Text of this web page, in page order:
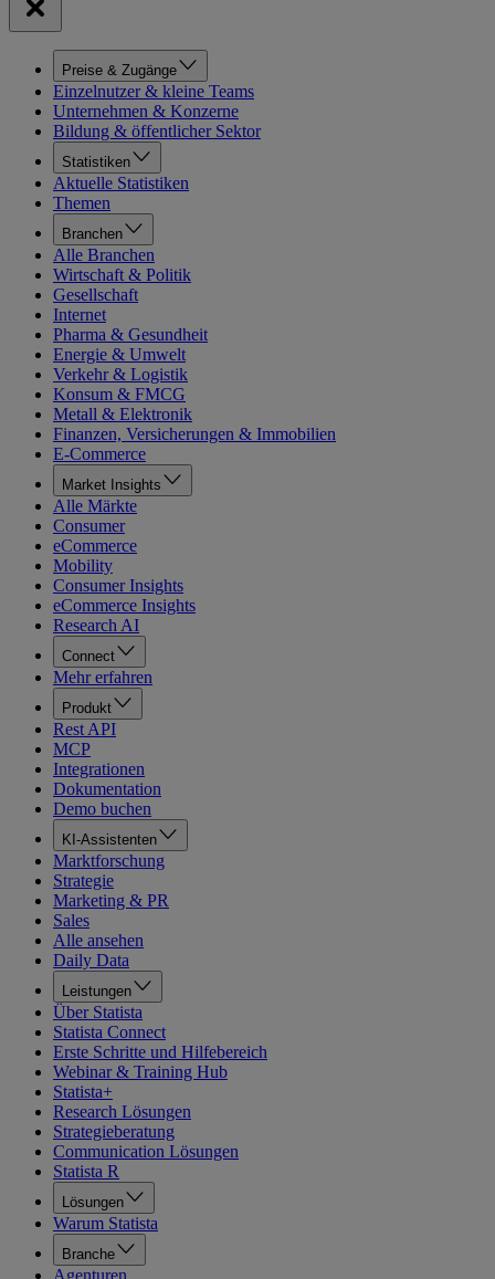
Preise & Zugänge
Einzelnutzer & kleine Teams
Unternehmen & Konzerne
Bildung & öffentlicher Sektor
Statistiken
Aktuelle Statistiken
Themen
Branchen
Alle Branchen
Wirtschaft & Politik
Gesellschaft
Internet
Pharma & Gesundheit
Energie & Umwelt
Verkehr & Logistik
Konsum & FMCG
Metall & Elektronik
Finanzen, Versicherungen & Immobilien
E-Commerce
Market Insights
Alle Märkte
Consumer
eCommerce
Mobility
Consumer Insights
eCommerce Insights
Research AI
Connect
Mehr erfahren
Produkt
Rest API
MCP
Integrationen
Dokumentation
Demo buchen
KI-Assistenten
Marktforschung
Strategie
Marketing & PR
Sales
Alle ansehen
Daily Data
Leistungen
Über Statista
Statista Connect
Erste Schritte und Hilfebereich
Webinar & Training Hub
Statista+
Research Lösungen
Strategieberatung
Communication Lösungen
Statista R
Lösungen
Warum Statista
Branche
Agenturen